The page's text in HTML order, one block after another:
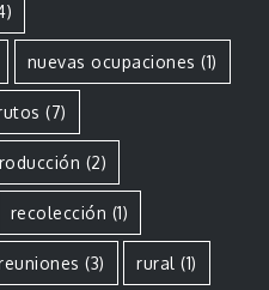
nuevas ocupaciones (1)
(7)
(2)
recolección (1)
(3) rural (1)